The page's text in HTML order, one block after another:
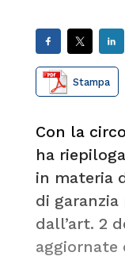
Stampa
Con la
ha
in materia
di
dall’art. 2
aggiornate